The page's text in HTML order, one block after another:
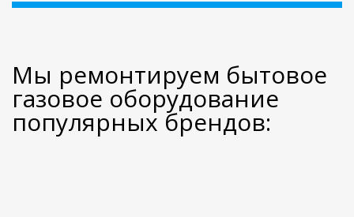
Мы ремонтируем бытовое
газовое оборудование
популярных брендов: